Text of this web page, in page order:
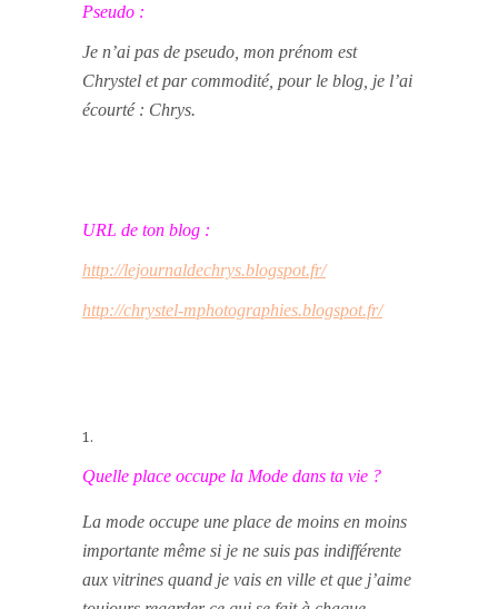
Pseudo :
Je n’ai pas de pseudo, mon prénom est
Chrystel et par commodité, pour le blog, je l’ai
écourté : Chrys.
URL de ton blog :
http://lejournaldechrys.blogspot.fr/
http://chrystel-mphotographies.blogspot.fr/
Quelle place occupe la Mode dans ta vie ?
La mode occupe une place de moins en moins
importante même si je ne suis pas indifférente
aux vitrines quand je vais en ville et que j’aime